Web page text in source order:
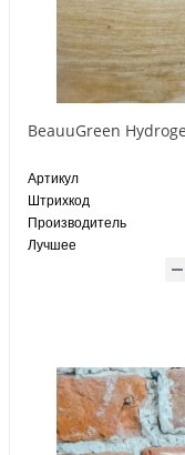
Артикул
Штрихкод
Производитель
Лучшее